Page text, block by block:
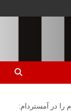
را در آمستردام: